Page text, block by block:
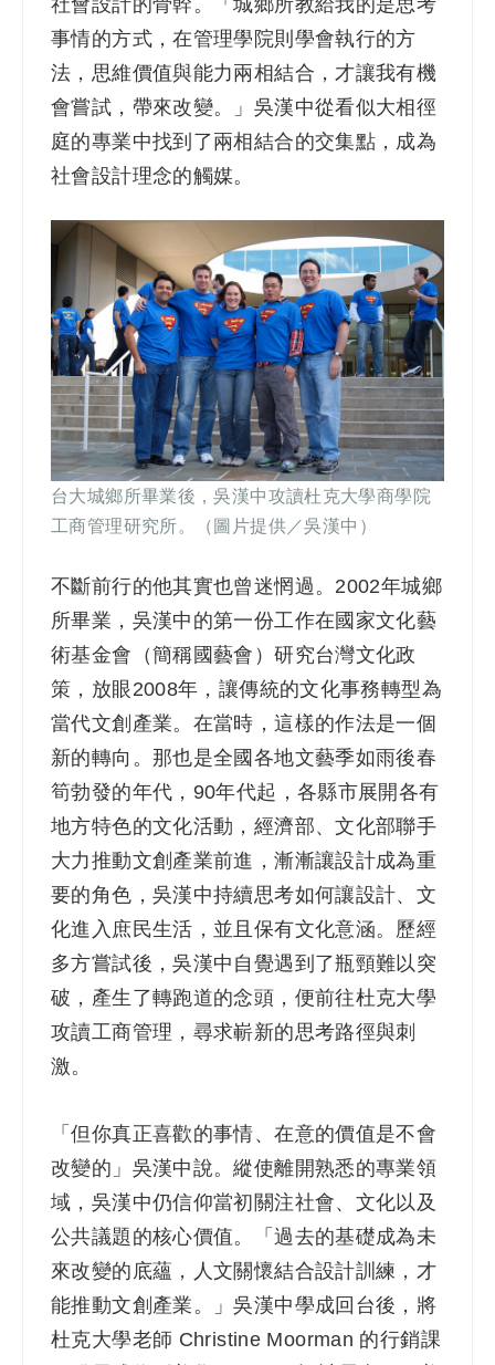
事情的方式，在管理學院則學會執行的方
法，思維價值與能力兩相結合，才讓我有機
會嘗試，帶來改變。」吳漢中從看似大相徑
庭的專業中找到了兩相結合的交集點，成為
社會設計理念的觸媒。
台大城鄉所畢業後，吳漢中攻讀杜克大學商學院
工商管理研究所。
（圖片提供／吳漢中）
不斷前行的他其實也曾迷惘過。2002年城鄉
所畢業，吳漢中的第一份工作在國家文化藝
術基金會（簡稱國藝會）研究台灣文化政
策，放眼2008年，讓傳統的文化事務轉型為
當代文創產業。在當時，這樣的作法是一個
新的轉向。那也是全國各地文藝季如雨後春
筍勃發的年代，90年代起，各縣市展開各有
地方特色的文化活動，經濟部、文化部聯手
大力推動文創產業前進，漸漸讓設計成為重
要的角色，吳漢中持續思考如何讓設計、文
化進入庶民生活，並且保有文化意涵。歷經
多方嘗試後，吳漢中自覺遇到了瓶頸難以突
破，產生了轉跑道的念頭，便前往杜克大學
攻讀工商管理，尋求嶄新的思考路徑與刺
激。
「但你真正喜歡的事情、在意的價值是不會
改變的」吳漢中說。縱使離開熟悉的專業領
域，吳漢中仍信仰當初關注社會、文化以及
公共議題的核心價值。「過去的基礎成為未
來改變的底蘊，人文關懷結合設計訓練，才
能推動文創產業。」吳漢中學成回台後，將
杜克大學老師 Christine Moorman 的行銷課